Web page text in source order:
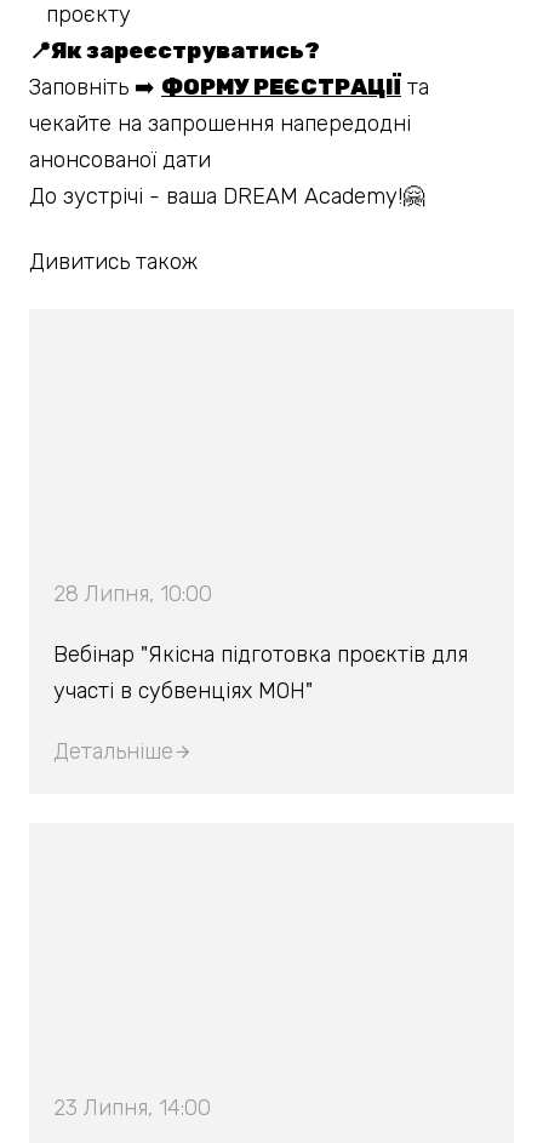
проєкту
📍Як зареєструватись?
Заповніть ➡️ ФОРМУ РЕЄСТРАЦІЇ та
чекайте на запрошення напередодні
анонсованої дати
До зустрічі - ваша DREAM Academy!🤗
Дивитись також
28 Липня, 10:00
Вебінар "Якісна підготовка проєктів для
участі в субвенціях МОН"
Детальніше
23 Липня, 14:00